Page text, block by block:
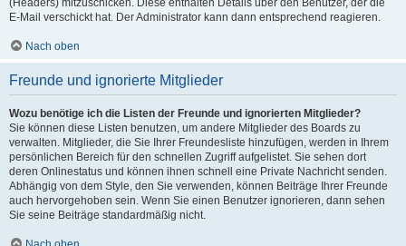
(Headers) mitzuschicken. Diese enthalten Details über den Benutzer, der die
E-Mail verschickt hat. Der Administrator kann dann entsprechend reagieren.
Nach oben
Freunde und ignorierte Mitglieder
Wozu benötige ich die Listen der Freunde und ignorierten Mitglieder?
Sie können diese Listen benutzen, um andere Mitglieder des Boards zu
verwalten. Mitglieder, die Sie Ihrer Freundesliste hinzufügen, werden in Ihrem
persönlichen Bereich für den schnellen Zugriff aufgelistet. Sie sehen dort
deren Onlinestatus und können ihnen schnell eine Private Nachricht senden.
Abhängig von dem Style, den Sie verwenden, können Beiträge Ihrer Freunde
auch hervorgehoben sein. Wenn Sie einen Benutzer ignorieren, dann sehen
Sie seine Beiträge standardmäßig nicht.